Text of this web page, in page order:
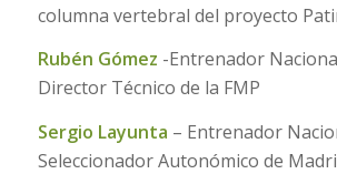
columna vertebral del proyecto
Rubén Gómez -Entrenador
Director Técnico de la FMP
Sergio Layunta – Entrenador
Seleccionador Autonómico de